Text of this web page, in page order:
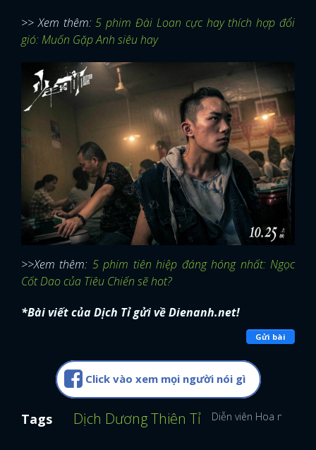
>> Xem thêm:5 phim Đài Loan cực hay thích hợp đổi
gió: Muốn Gặp Anh siêu hay
>>Xem thêm: 5 phim tiên hiệp đáng hóng nhất: Ngọc
Cốt Dao của Tiêu Chiến sẽ hot?
*Bài viết của Dịch Tỉ gửi về Dienanh.net!
Gửi bài
Click vào xem mọi người nói gì
Tags Dịch Dương Thiên Tỉ Diễn viên Hoa ngữ